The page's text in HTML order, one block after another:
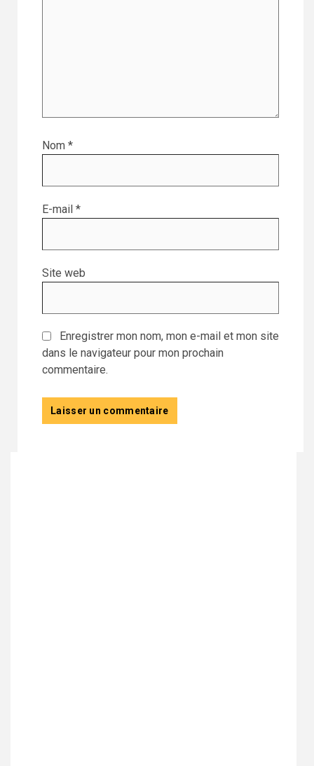
Nom *
E-mail *
Site web
Enregistrer mon nom, mon e-mail et mon site
dans le navigateur pour mon prochain
commentaire.